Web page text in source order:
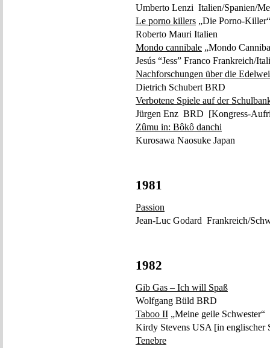
Umberto Lenzi Italien/Spanien/
Le porno killers „Die Porno-Killer“
Roberto Mauri Italien
Mondo cannibale „Mondo
Jesús “Jess” Franco Frankreich/
Nachforschungen über die
Dietrich Schubert BRD
Verbotene Spiele auf der
Jürgen Enz BRD [Kongress-
Zûmu in: Bôkô danchi
Kurosawa Naosuke Japan
1981
Passion
Jean-Luc Godard Frankreich/
1982
Gib Gas – Ich will Spaß
Wolfgang Büld BRD
Taboo II „Meine geile Schwester“
Kirdy Stevens USA [in englischer
Tenebre